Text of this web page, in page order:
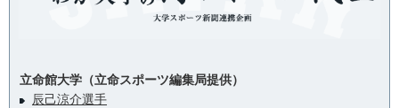
立命館大学（立命スポーツ編集局提供）
辰己涼介選手